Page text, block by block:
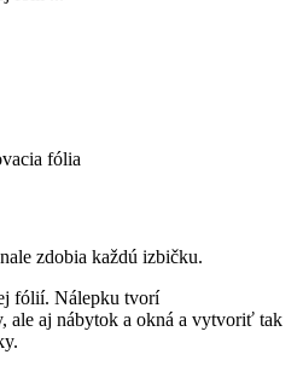
fólia
zdobia každú izbičku.
fólií. Nálepku tvorí
ale aj nábytok a okná a vytvoriť tak